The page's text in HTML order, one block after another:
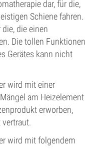
dar, für die,
Schiene fahren.
die einen
Die tollen Funktionen
Gerätes kann nicht
wird mit einer
am Heizelement
erworben,
wird mit folgendem